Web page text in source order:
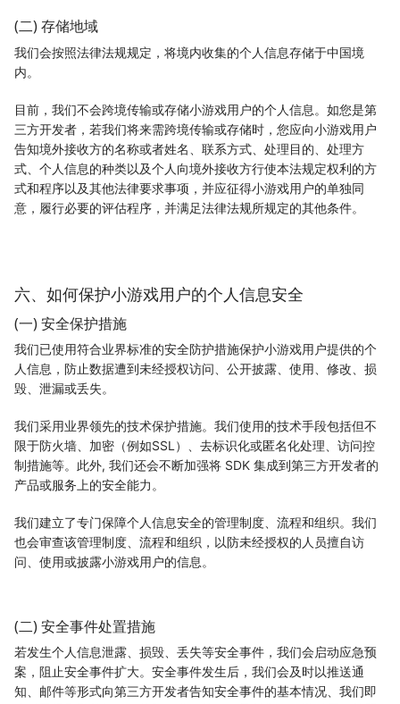
(二) 存储地域
我们会按照法律法规规定，将境内收集的个人信息存储于中国境
内。
目前，我们不会跨境传输或存储小游戏用户的个人信息。如您是第
三方开发者，若我们将来需跨境传输或存储时，您应向小游戏用户
告知境外接收方的名称或者姓名、联系方式、处理目的、处理方
式、个人信息的种类以及个人向境外接收方行使本法规定权利的方
式和程序以及其他法律要求事项，并应征得小游戏用户的单独同
意，履行必要的评估程序，并满足法律法规所规定的其他条件。
六、如何保护小游戏用户的个人信息安全
(一) 安全保护措施
我们已使用符合业界标准的安全防护措施保护小游戏用户提供的个
人信息，防止数据遭到未经授权访问、公开披露、使用、修改、损
毁、泄漏或丢失。
我们采用业界领先的技术保护措施。我们使用的技术手段包括但不
限于防火墙、加密（例如SSL）、去标识化或匿名化处理、访问控
制措施等。此外, 我们还会不断加强将 SDK 集成到第三方开发者的
产品或服务上的安全能力。
我们建立了专门保障个人信息安全的管理制度、流程和组织。我们
也会审查该管理制度、流程和组织，以防未经授权的人员擅自访
问、使用或披露小游戏用户的信息。
(二) 安全事件处置措施
若发生个人信息泄露、损毁、丢失等安全事件，我们会启动应急预
案，阻止安全事件扩大。安全事件发生后，我们会及时以推送通
知、邮件等形式向第三方开发者告知安全事件的基本情况、我们即